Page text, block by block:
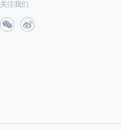
关注我们